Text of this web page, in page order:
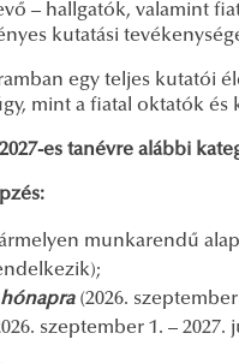
– hallgatók, valamint
kutatási
egy teljes kutatói
mint a fiatal oktatók és
es tanévre alábbi
munkarendű
(2026. szeptember
szeptember 1. – 2027.